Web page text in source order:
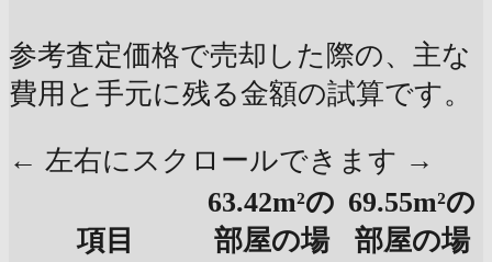
参考査定価格で売却した際の、主な
費用と手元に残る金額の試算です。
← 左右にスクロールできます →
項目
63.42m²の
部屋の場
69.55m²の
部屋の場